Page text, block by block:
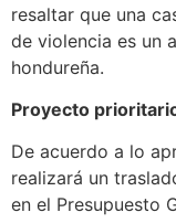
resaltar que una
de violencia es un
hondureña.
Proyecto
De acuerdo a lo
realizará un
en el Presupuesto